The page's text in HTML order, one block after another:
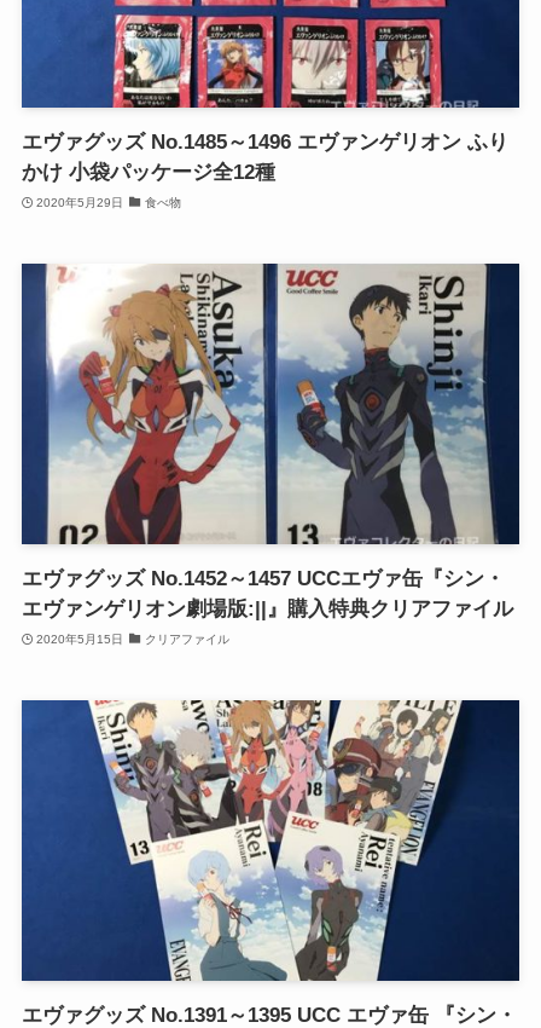
エヴァグッズ No.1485～1496 エヴァンゲリオン ふり
かけ 小袋パッケージ全12種
2020年5月29日 食べ物
エヴァグッズ No.1452～1457 UCCエヴァ缶『シン・
エヴァンゲリオン劇場版:||』購入特典クリアファイル
2020年5月15日 クリアファイル
エヴァグッズ No.1391～1395 UCC エヴァ缶 『シン・